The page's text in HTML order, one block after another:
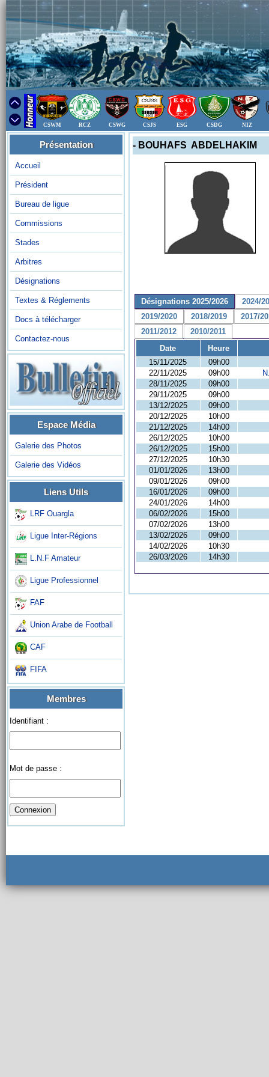
CSWM RCZ CSWG CSJS ESG CSDG NIZ
Présentation
Accueil
Président
Bureau de ligue
Commissions
Stades
Arbitres
Désignations
Textes & Réglements
Docs à télécharger
Contactez-nous
Espace Média
Galerie des Photos
Galerie des Vidéos
Liens Utils
LRF Ouargla
Ligue Inter-Régions
L.N.F Amateur
Ligue Professionnel
FAF
Union Arabe de Football
CAF
FIFA
Membres
Identifiant :
Mot de passe :
- BOUHAFS ABDELHAKIM
Désignations 2025/2026
2024/
2019/2020
2018/2019
2017/
2011/2012
2010/2011
Date
Heure
15/11/2025
09h00
22/11/2025
09h00
28/11/2025
09h00
29/11/2025
09h00
13/12/2025
09h00
20/12/2025
10h00
21/12/2025
14h00
26/12/2025
10h00
26/12/2025
15h00
27/12/2025
10h30
01/01/2026
13h00
09/01/2026
09h00
16/01/2026
09h00
24/01/2026
14h00
06/02/2026
15h00
07/02/2026
13h00
13/02/2026
09h00
14/02/2026
10h30
26/03/2026
14h30